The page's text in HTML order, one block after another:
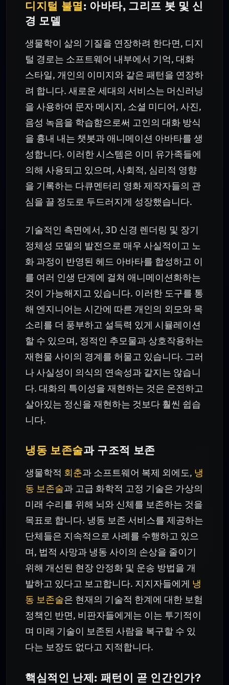
디지털 불멸: 아바타, 그리프 봇 및 신
경 모델
생물학이 삶의 기질을 연장하려 한다면, 디지
털 경로는 소프트웨어 내부에서 기억, 대화
스타일, 개인의 이미지와 같은 패턴을 연장하
려 합니다. 새로운 세대의 서비스는 머신러닝
을 사용하여 문자 메시지, 소셜 미디어, 사진,
음성 녹음을 학습함으로써 고인의 대화 방식
을 흉내 내는 챗봇과 애니메이션 아바타를 생
성합니다. 이러한 시스템은 이미 유가족들에
의해 사용되고 있으며, 사회적, 심리적 영향
을 기록하는 다큐멘터리 영화 제작자들의 관
심을 끌 정도로 두드러지게 성장했습니다.
기술적인 측면에서, 3D 신경 렌더링 및 장기
정체성 모델의 발전으로 매우 사실적이고 노
화 과정이 반영된 헤드 아바타를 합성하고 이
를 여러 인생 단계에 걸쳐 애니메이션화하는
것이 가능해지고 있습니다. 이러한 도구를 통
해 엔지니어는 시간에 따른 개인의 외모와 목
소리를 더 풍부하고 설득력 있게 시뮬레이션
할 수 있으며, 정적인 추모물과 상호작용하는
재현물 사이의 경계를 허물고 있습니다. 그러
나 사실성이 의식의 연속성과 같지는 않습니
다. 대화의 특이성을 재현하는 것은 온전하고
살아있는 정신을 재현하는 것보다 훨씬 쉽습
니다.
냉동 보존술과 구조적 보존
생물학적 회춘과 소프트웨어 복제 외에도, 냉
동 보존술과 고급 화학적 고정 기술은 가상의
미래 수리를 위해 뇌와 신체를 보존하는 것을
목표로 합니다. 냉동 보존 서비스를 제공하는
단체들은 지속적으로 사례를 수행하고 있으
며, 법적 사망과 냉동 사이의 손상을 줄이기
위해 개선된 현장 안정화 및 운송 방법을 개
발하고 있다고 보고합니다. 지지자들에게 냉
동 보존술은 현재의 기술적 한계에 대한 보험
정책인 반면, 비판자들에게는 이는 투기적이
며 미래 기술이 보존된 사람을 복구할 수 있
다는 보장도 없다고 지적합니다.
핵심적인 난제: 패턴이 곧 인간인가?